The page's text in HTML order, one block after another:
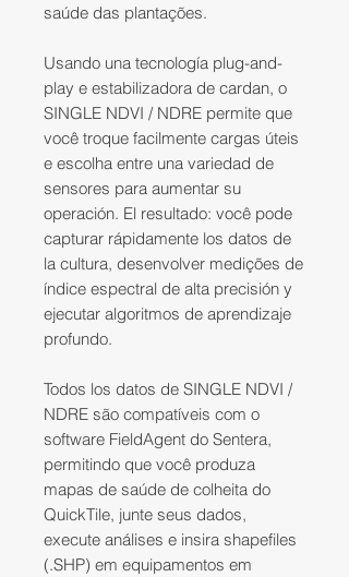
saúde das plantações.
Usando una tecnología plug-and-
play e estabilizadora de cardan, o
SINGLE NDVI / NDRE permite que
você troque facilmente cargas úteis
e escolha entre una variedad de
sensores para aumentar su
operación. El resultado: você pode
capturar rápidamente los datos de
la cultura, desenvolver medições de
índice espectral de alta precisión y
ejecutar algoritmos de aprendizaje
profundo.
Todos los datos de SINGLE NDVI /
NDRE são compatíveis com o
software FieldAgent do Sentera,
permitindo que você produza
mapas de saúde de colheita do
QuickTile, junte seus dados,
execute análises e insira shapefiles
(.SHP) em equipamentos em